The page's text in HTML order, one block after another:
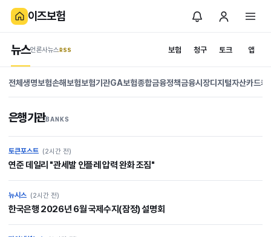
이즈보험
보험 청구
뉴스언론사뉴스.RSS 토크 앱
is
보
험
News
스와 정보
전체 생명보험손해보험보험기관GA보험종합금융정책금융시장디지털자산카드캐
은행기관BANKS
토큰포스트 (2시간 전)
연준 데일리 "관세발 인플레 압력 완화 조짐"
뉴시스 (2시간 전)
한국은행 2026년 6월 국제수지(잠정) 설명회